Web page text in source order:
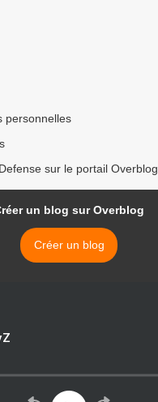
personnelles
sur le portail Overblog
un blog sur Overblog
Créer un blog